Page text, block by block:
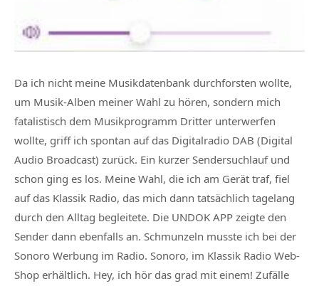
Da ich nicht meine Musikdatenbank durchforsten wollte,
um Musik-Alben meiner Wahl zu hören, sondern mich
fatalistisch dem Musikprogramm Dritter unterwerfen
wollte, griff ich spontan auf das Digitalradio DAB (Digital
Audio Broadcast) zurück. Ein kurzer Sendersuchlauf und
schon ging es los. Meine Wahl, die ich am Gerät traf, fiel
auf das Klassik Radio, das mich dann tatsächlich tagelang
durch den Alltag begleitete. Die UNDOK APP zeigte den
Sender dann ebenfalls an. Schmunzeln musste ich bei der
Sonoro Werbung im Radio. Sonoro, im Klassik Radio Web-
Shop erhältlich. Hey, ich hör das grad mit einem! Zufälle